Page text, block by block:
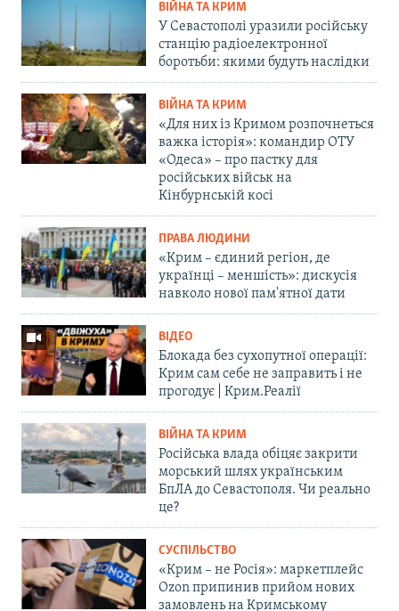
ВІЙНА ТА КРИМ
У Севастополі уразили російську
станцію радіоелектронної
боротьби: якими будуть наслідки
ВІЙНА ТА КРИМ
«Для них із Кримом розпочнеться
важка історія»: командир ОТУ
«Одеса» – про пастку для
російських військ на
Кінбурнській косі
ПРАВА ЛЮДИНИ
«Крим – єдиний регіон, де
українці – меншість»: дискусія
навколо нової пам'ятної дати
ВІДЕО
Блокада без сухопутної операції:
Крим сам себе не заправить і не
прогодує | Крим.Реалії
ВІЙНА ТА КРИМ
Російська влада обіцяє закрити
морський шлях українським
БпЛА до Севастополя. Чи реально
це?
СУСПІЛЬСТВО
«Крим – не Росія»: маркетплейс
Ozon припинив прийом нових
замовлень на Кримському